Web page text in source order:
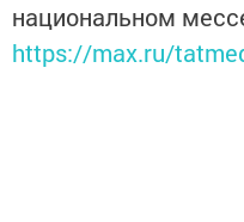
национальном
https://max.ru/